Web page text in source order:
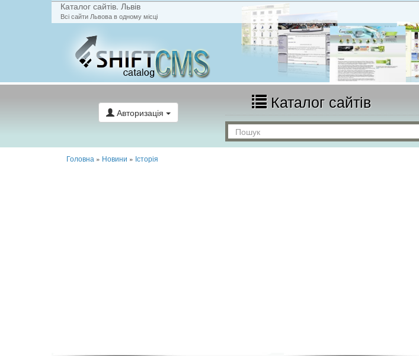
Каталог сайтів. Львів
Всі сайти Львова в одному місці
Авторизація
Каталог сайтів
Головна » Новини » Історія